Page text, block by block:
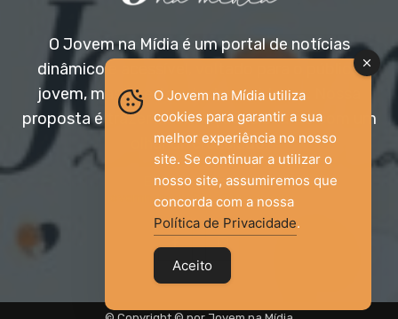
O Jovem na Mídia é um portal de notícias
dinâmico e acessível, voltado para o público
jovem, mas aberto a todas as idades. Nossa
proposta é trazer informação relevante com um
olhar diferenciado.
Entre em contato:
jovemnamidia2017@gmail.com
O Jovem na Mídia utiliza
cookies para garantir a sua
melhor experiência no nosso
site. Se continuar a utilizar o
nosso site, assumiremos que
concorda com a nossa
Política de Privacidade.
Aceito